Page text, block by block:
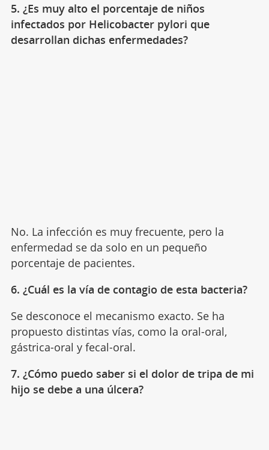
5. ¿Es muy alto el porcentaje de niños
infectados por Helicobacter pylori que
desarrollan dichas enfermedades?
No. La infección es muy frecuente, pero la
enfermedad se da solo en un pequeño
porcentaje de pacientes.
6. ¿Cuál es la vía de contagio de esta bacteria?
Se desconoce el mecanismo exacto. Se ha
propuesto distintas vías, como la oral-oral,
gástrica-oral y fecal-oral.
7. ¿Cómo puedo saber si el dolor de tripa de mi
hijo se debe a una úlcera?